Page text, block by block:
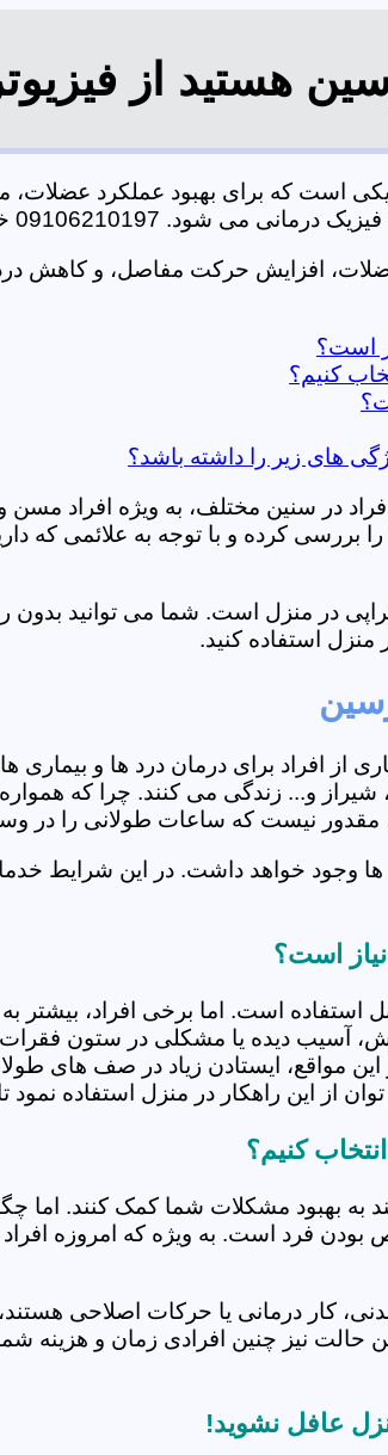
هستید از
است که برای بهبود عملکرد
09106210197 خانم دکتر دمیرچی
افزایش حرکت مفاصل، و کاهش
است؟
کنیم؟
های زیر را داشته باشد؟
در سنین مختلف، به ویژه افراد
بررسی کرده و با توجه به علائمی که
در منزل است. شما می توانید
استفاده کنید.
از افراد برای درمان درد ها و
و... زندگی می کنند. چرا که
مقدور نیست که ساعات طولانی را در
وجود خواهد داشت. در این شرایط
است؟
استفاده است. اما برخی افراد،
آسیب دیده یا مشکلی در ستون
این مواقع، ایستادن زیاد در صف های
از این راهکار در منزل استفاده
کنیم؟
به بهبود مشکلات شما کمک کنند.
بودن فرد است. به ویژه که امروزه
کار درمانی یا حرکات اصلاحی
حالت نیز چنین افرادی زمان و هزینه
عافل نشوید!